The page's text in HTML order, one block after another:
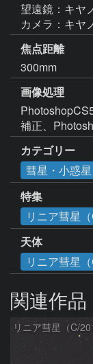
望遠鏡：キヤ
カメラ：キヤ
焦点距離
300mm
画像処理
補正、
カテゴリー
彗星・小惑
特集
リニア彗星
天体
リニア彗星
関連作品
リニア彗星（C/